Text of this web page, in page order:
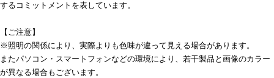
するコミットメントを表しています。
【ご注意】
※照明の関係により、実際よりも色味が違って見える場合があります。
またパソコン・スマートフォンなどの環境により、若干製品と画像のカラー
が異なる場合もございます。